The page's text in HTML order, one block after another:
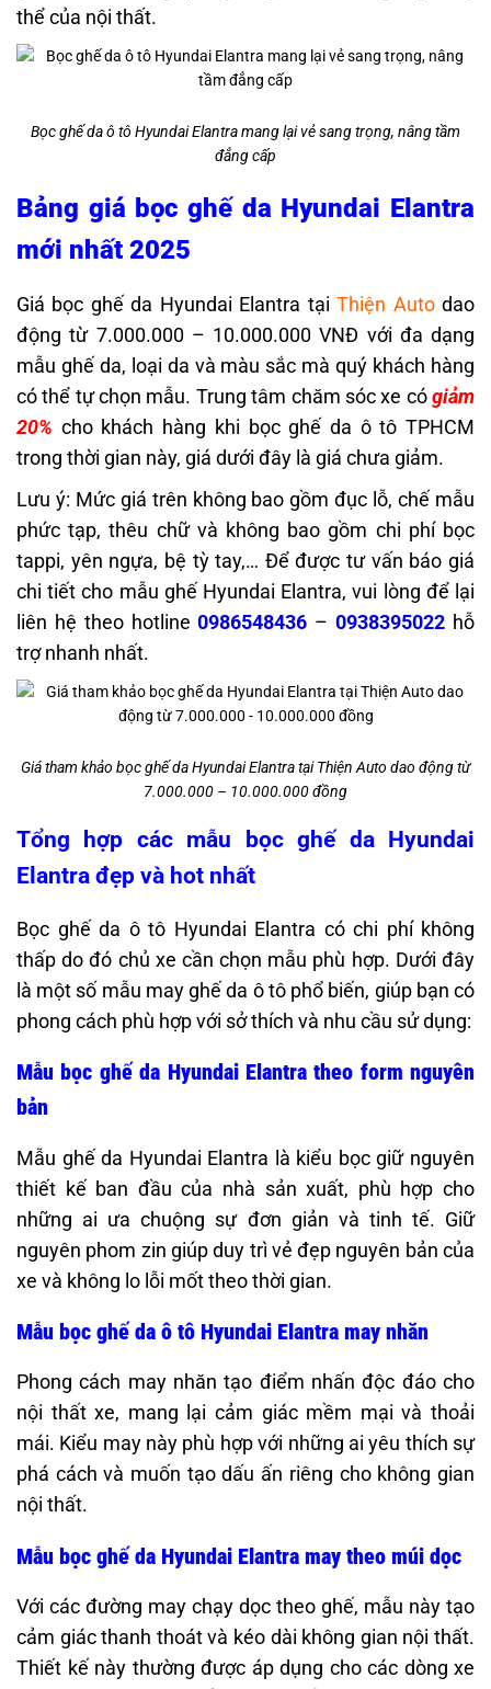
thể của nội thất.
Bọc ghế da ô tô Hyundai Elantra mang lại vẻ sang trọng, nâng tầm
đẳng cấp
Bảng giá bọc ghế da Hyundai Elantra
mới nhất 2025
Giá bọc ghế da Hyundai Elantra tạiThiện Autodao
động từ 7.000.000 – 10.000.000 VNĐ với đa dạng
mẫu ghế da, loại da và màu sắc mà quý khách hàng
có thể tự chọn mẫu. Trung tâm chăm sóc xe cógiảm
20% cho khách hàng khi bọc ghế da ô tô TPHCM
trong thời gian này, giá dưới đây là giá chưa giảm.
Lưu ý: Mức giá trên không bao gồm đục lỗ, chế mẫu
phức tạp, thêu chữ và không bao gồm chi phí bọc
tappi, yên ngựa, bệ tỳ tay,… Để được tư vấn báo giá
chi tiết cho mẫu ghế Hyundai Elantra, vui lòng để lại
liên hệ theo hotline0986548436 –0938395022 hỗ
trợ nhanh nhất.
Giá tham khảo bọc ghế da Hyundai Elantra tại Thiện Auto dao động từ
7.000.000 – 10.000.000 đồng
Tổng hợp các mẫu bọc ghế da Hyundai
Elantra đẹp và hot nhất
Bọc ghế da ô tô Hyundai Elantra có chi phí không
thấp do đó chủ xe cần chọn mẫu phù hợp. Dưới đây
là một số mẫu may ghế da ô tô phổ biến, giúp bạn có
phong cách phù hợp với sở thích và nhu cầu sử dụng:​
Mẫu bọc ghế da Hyundai Elantra theo form nguyên
bản
Mẫu ghế da Hyundai Elantra là kiểu bọc giữ nguyên
thiết kế ban đầu của nhà sản xuất, phù hợp cho
những ai ưa chuộng sự đơn giản và tinh tế. Giữ
nguyên phom zin giúp duy trì vẻ đẹp nguyên bản của
xe và không lo lỗi mốt theo thời gian.
Mẫu bọc ghế da ô tô Hyundai Elantra may nhăn
Phong cách may nhăn tạo điểm nhấn độc đáo cho
nội thất xe, mang lại cảm giác mềm mại và thoải
mái. Kiểu may này phù hợp với những ai yêu thích sự
phá cách và muốn tạo dấu ấn riêng cho không gian
nội thất.​
Mẫu bọc ghế da Hyundai Elantra may theo múi dọc
Với các đường may chạy dọc theo ghế, mẫu này tạo
cảm giác thanh thoát và kéo dài không gian nội thất.
Thiết kế này thường được áp dụng cho các dòng xe